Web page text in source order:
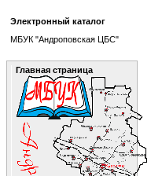
Электронный каталог
МБУК "Андроповская ЦБС"
Главная страница